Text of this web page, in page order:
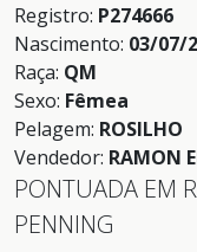
Registro: P274666
Nascimento: 03/07/
Raça: QM
Sexo: Fêmea
Pelagem: ROSILHO
Vendedor: RAMON
PONTUADA EM
PENNING